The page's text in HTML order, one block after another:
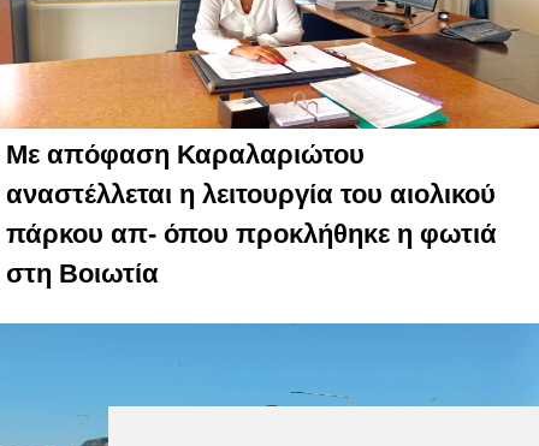
Με απόφαση Καραλαριώτου
αναστέλλεται η λειτουργία του αιολικού
πάρκου απ- όπου προκλήθηκε η φωτιά
στη Βοιωτία